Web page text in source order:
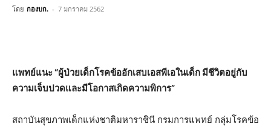
โดย กองบก. - 7 มกราคม 2562
แพทย์แนะ “ผู้ป่วยเด็กโรคข้ออักเสบเอสพีเอในเด็ก มีชีวิตอยู่กับ
ความเจ็บปวดและมีโอกาสเกิดความพิการ”
สถาบันสุขภาพเด็กแห่งชาติมหาราชินี กรมการแพทย์ กลุ่มโรคข้อ